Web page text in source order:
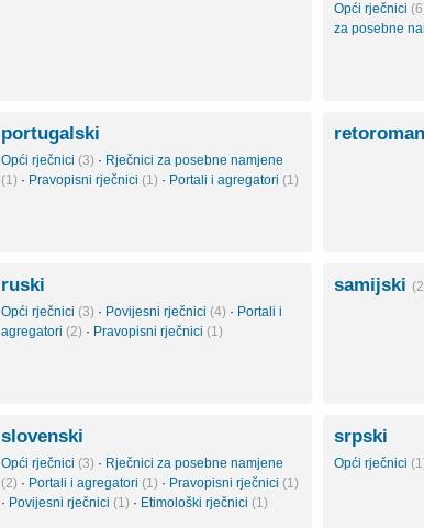
Opći rječnici
za posebne
portugalski
Opći rječnici (3) · Rječnici za posebne namjene
(1) · Pravopisni rječnici (1) · Portali i agregatori (1)
ruski
Opći rječnici (3) · Povijesni rječnici (4) · Portali i
agregatori (2) · Pravopisni rječnici (1)
samijski
slovenski
Opći rječnici (3) · Rječnici za posebne namjene
(2) · Portali i agregatori (1) · Pravopisni rječnici (1)
· Povijesni rječnici (1) · Etimološki rječnici (1)
srpski
Opći rječnici